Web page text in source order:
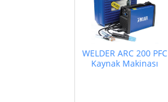
WELDER ARC 200 PFC
Kaynak Makinası